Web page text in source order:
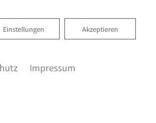
Wassernutzung
Akzeptieren
Einstellungen
Impressum